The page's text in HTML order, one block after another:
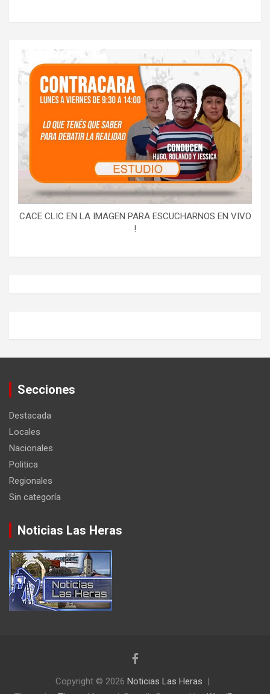
CACE CLIC EN LA IMAGEN PARA ESCUCHARNOS EN VIVO
!
Secciones
Destacada
Locales
Nacionales
Politica
Regionales
Sin categoría
Noticias Las Heras
Copyright © 2026 Noticias Las Heras